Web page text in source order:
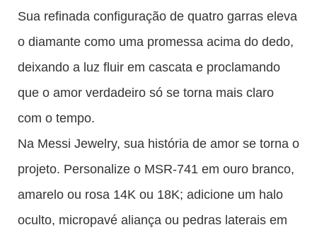
Sua refinada configuração de quatro garras eleva
o diamante como uma promessa acima do dedo,
deixando a luz fluir em cascata e proclamando
que o amor verdadeiro só se torna mais claro
com o tempo.
Na Messi Jewelry, sua história de amor se torna o
projeto. Personalize o MSR-741 em ouro branco,
amarelo ou rosa 14K ou 18K; adicione um halo
oculto, micropavé aliança ou pedras laterais em